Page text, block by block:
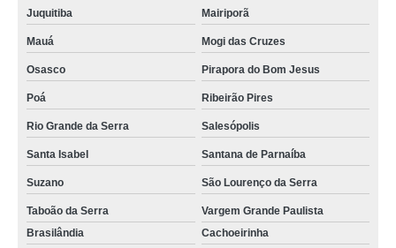
Juquitiba Mairiporã
Mauá Mogi das Cruzes
Osasco Pirapora do Bom Jesus
Poá Ribeirão Pires
Rio Grande da Serra Salesópolis
Santa Isabel Santana de Parnaíba
Suzano São Lourenço da Serra
Taboão da Serra
Vargem Grande Paulista
Brasilândia
Cachoeirinha